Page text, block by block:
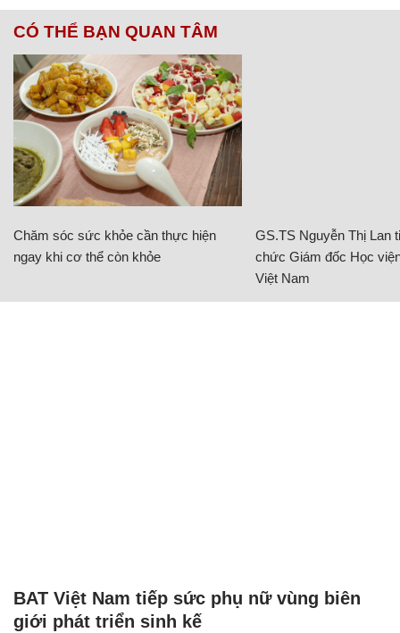
CÓ THỂ BẠN QUAN TÂM
Chăm sóc sức khỏe cần thực hiện
ngay khi cơ thể còn khỏe
GS.TS Nguyễn Thị Lan
chức Giám đốc Học
Việt Nam
BAT Việt Nam tiếp sức phụ nữ vùng biên
giới phát triển sinh kế